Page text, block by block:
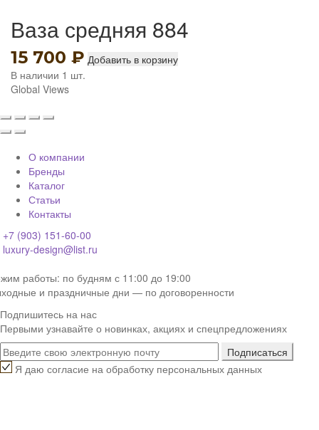
Ваза средняя 884
15 700 ₽ Добавить в корзину
В наличии 1 шт.
Global Views
О компании
Бренды
Каталог
Статьи
Контакты
+7 (903) 151-60-00
luxury-design@list.ru
работы: по будням с 11:00 до 19:00
и праздничные дни — по договоренности
Подпишитесь на нас
Первыми узнавайте о новинках, акциях и спецпредложениях
Я даю согласие на обработку персональных данных